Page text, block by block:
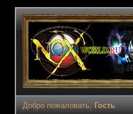
Добро пожаловать, Гость